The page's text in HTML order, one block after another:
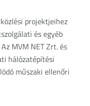
projektjeihez
és egyéb
MVM NET Zrt. és
hálózatépítési
műszaki ellenőri